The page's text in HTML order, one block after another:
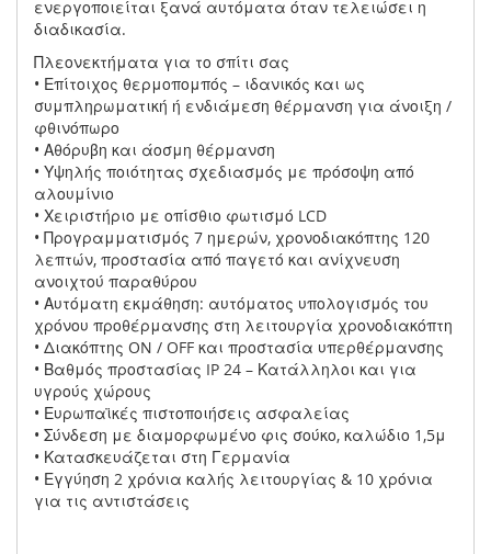
ενεργοποιείται ξανά αυτόματα όταν τελειώσει η
διαδικασία.
Πλεονεκτήματα για το σπίτι σας
• Επίτοιχος θερμοπομπός – ιδανικός και ως
συμπληρωματική ή ενδιάμεση θέρμανση για άνοιξη /
φθινόπωρο
• Αθόρυβη και άοσμη θέρμανση
• Υψηλής ποιότητας σχεδιασμός με πρόσοψη από
αλουμίνιο
• Χειριστήριο με οπίσθιο φωτισμό LCD
• Προγραμματισμός 7 ημερών, χρονοδιακόπτης 120
λεπτών, προστασία από παγετό και ανίχνευση
ανοιχτού παραθύρου
• Αυτόματη εκμάθηση: αυτόματος υπολογισμός του
χρόνου προθέρμανσης στη λειτουργία χρονοδιακόπτη
• Διακόπτης ON / OFF και προστασία υπερθέρμανσης
• Βαθμός προστασίας IP 24 – Κατάλληλοι και για
υγρούς χώρους
• Ευρωπαϊκές πιστοποιήσεις ασφαλείας
• Σύνδεση με διαμορφωμένο φις σούκο, καλώδιο 1,5μ
• Κατασκευάζεται στη Γερμανία
• Εγγύηση 2 χρόνια καλής λειτουργίας & 10 χρόνια
για τις αντιστάσεις